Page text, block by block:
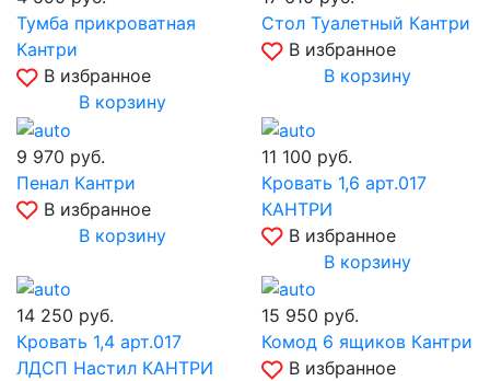
Тумба прикроватная
Кантри
В избранное
В корзину
Стол Туалетный Кантри
В избранное
В корзину
9 970 руб.
Пенал Кантри
В избранное
В корзину
11 100 руб.
Кровать 1,6 арт.017
КАНТРИ
В избранное
В корзину
14 250 руб.
Кровать 1,4 арт.017
ЛДСП Настил КАНТРИ
15 950 руб.
Комод 6 ящиков Кантри
В избранное